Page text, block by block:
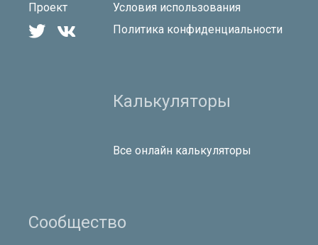
Проект
 
Условия использования
Политика конфиденциальности
Калькуляторы
Все онлайн калькуляторы
Сообщество